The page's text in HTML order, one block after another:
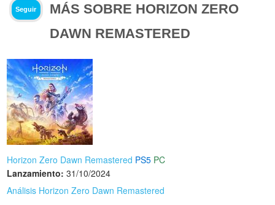
Seguir
MÁS SOBRE HORIZON ZERO
DAWN REMASTERED
Horizon Zero Dawn Remastered PS5 PC
Lanzamiento: 31/10/2024
Análisis Horizon Zero Dawn Remastered